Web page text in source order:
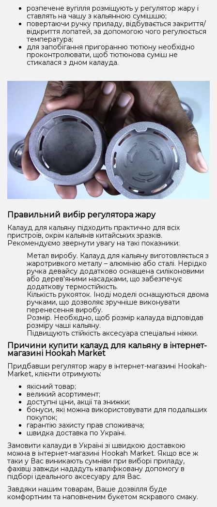
розпечене вугілля розміщують у регулятор жару і
ставлять на чашу з кальянною сумішшю;
повертаючи ручку приладу, відбувається закриття/
відкриття лопатей, за допомогою чого регулюється
температура;
для запобігання пригоранню тютюну необхідно
проконтролювати, щоб тютюнова суміш не
стикалася з дном калауда.
Правильний вибір регулятора жару
Калауд для кальяну підходить практично для всіх
пристроїв, окрім кальянів китайських зразків.
Рекомендуємо звернути увагу на такі показники:
Метал виробу. Калауд для кальяну виготовляється з
жаротривкого металу – алюмінію або сталі. Нерідко
ручка девайсу додатково оснащена силіконовими
або дерев'яними насадками, що забезпечує
додаткову термостійкість.
Кількість рукояток. Іноді моделі оснащуються двома
ручками, що дозволяє зручніше виконувати
перенесення виробу.
Розмір. Необхідно, щоб розмір калауда відповідав
розміру чаші кальяну.
Підвищують стійкість аксесуара спеціальні ніжки.
Причини купити калауд для кальяну в інтернет-
магазині Hookah Market
Придбавши регулятор жару в інтернет-магазині Hookah-
Market, клієнти отримують:
якісний товар;
великий асортимент;
доступні ціни, акції та знижки;
бонуси, які можна використовувати для подальших
покупок;
гарантію захисту прав споживача;
швидка доставка по Україні.
Замовити калауди в Україні зі швидкою доставкою
можна в інтернет-магазині Hookah Market. Якщо все ж
таки у Вас виникають сумніви при виборі приладу,
фахівці завжди нададуть кваліфіковану допомогу в
підборі ідеального аксесуару для Вас.
Завдяки нашим товарам, Ваше дозвілля буде
комфортним та наповненим букетом яскравого смаку.